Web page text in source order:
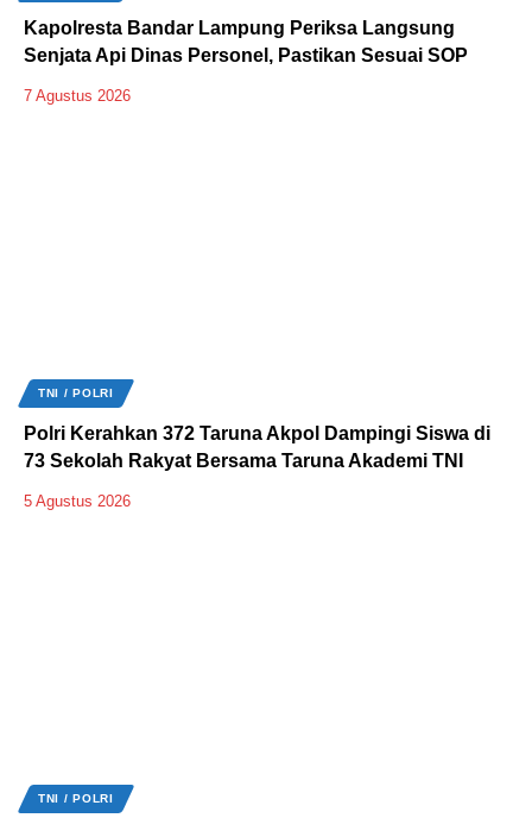
Kapolresta Bandar Lampung Periksa Langsung
Senjata Api Dinas Personel, Pastikan Sesuai SOP
7 Agustus 2026
TNI / POLRI
Polri Kerahkan 372 Taruna Akpol Dampingi Siswa di
73 Sekolah Rakyat Bersama Taruna Akademi TNI
5 Agustus 2026
TNI / POLRI